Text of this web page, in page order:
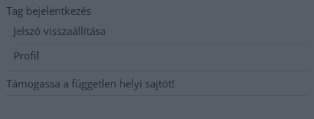
Tag bejelentkezés
Jelszó visszaállítása
Profil
Támogassa a független helyi sajtót!